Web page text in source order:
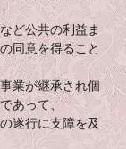
ど公共の利益ま
同意を得ること
業が継承され個
あって、
行に支障を及